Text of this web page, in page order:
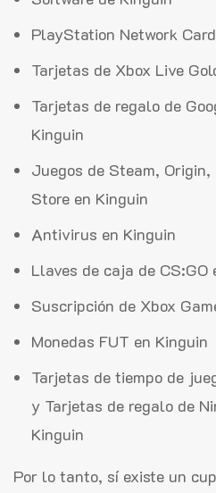
PlayStation Network
Tarjetas de Xbox Live
Tarjetas de regalo de
Kinguin
Juegos de Steam,
Store en Kinguin
Antivirus en Kinguin
Llaves de caja de CS:GO
Suscripción de Xbox
Monedas FUT en Kinguin
Tarjetas de tiempo de
y Tarjetas de regalo de
Kinguin
Por lo tanto, sí existe un